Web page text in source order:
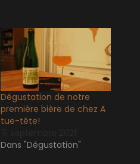
Dégustation de notre
première bière de chez A
tue-tête!
Dans "Dégustation"